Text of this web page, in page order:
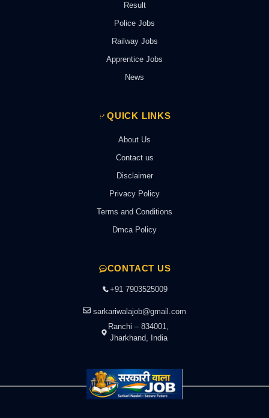
Result
Police Jobs
Railway Jobs
Apprentice Jobs
News
QUICK LINKS
About Us
Contact us
Disclaimer
Privacy Policy
Terms and Conditions
Dmca Policy
CONTACT US
+91 7903525009
sarkariwalajob@gmail.com
Ranchi – 834001,
Jharkhand, India